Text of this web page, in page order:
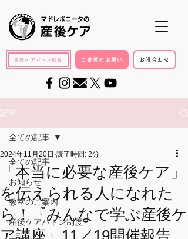
産後ケアバトン制度 ご寄付のお願い お問合わせ
記事
全ての記事
お知らせ
教室のご案内
産後ケアバトン制度
全ての記事
「本当に必要な産後ケア」
を伝えられる人になれた
ら！『みんなで学ぶ産後ケ
ア講座』11／19開催報告
2024年11月20日 読了時間: 2分